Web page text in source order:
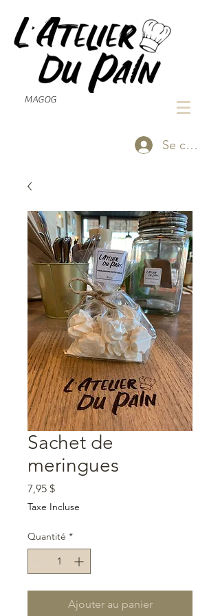
MAGOG
Se
Sachet de
meringues
7,95 $Prix
Taxe Incluse
Quantité *
Ajouter au panier